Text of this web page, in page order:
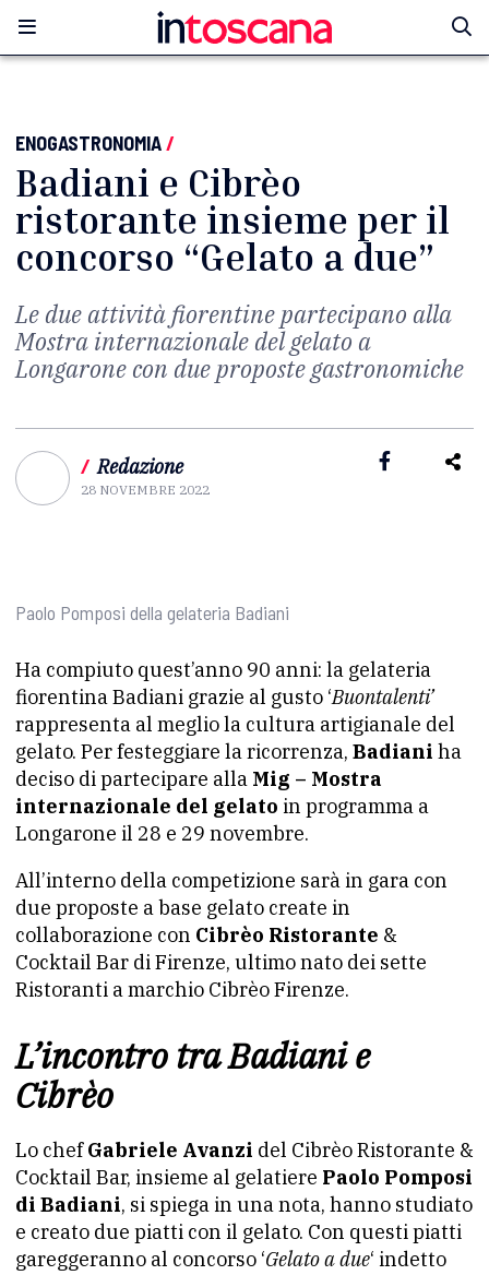
ENOGASTRONOMIA/
Badiani e Cibrèo
ristorante insieme per il
concorso “Gelato a due”
Le due attività fiorentine partecipano alla
Mostra internazionale del gelato a
Longarone con due proposte gastronomiche
/ Redazione
28 NOVEMBRE 2022
Paolo Pomposi della gelateria Badiani
Ha compiuto quest’anno 90 anni: la gelateria
fiorentina Badiani grazie al gusto ‘Buontalenti’
rappresenta al meglio la cultura artigianale del
gelato. Per festeggiare la ricorrenza, Badiani ha
deciso di partecipare alla Mig – Mostra
internazionale del gelato in programma a
Longarone il 28 e 29 novembre.
All’interno della competizione sarà in gara con
due proposte a base gelato create in
collaborazione con Cibrèo Ristorante &
Cocktail Bar di Firenze, ultimo nato dei sette
Ristoranti a marchio Cibrèo Firenze.
L’incontro tra Badiani e
Cibrèo
Lo chefGabriele Avanzi del Cibrèo Ristorante &
Cocktail Bar, insieme al gelatiere Paolo Pomposi
di Badiani, si spiega in una nota, hanno studiato
e creato due piatti con il gelato. Con questi piatti
gareggeranno al concorso ‘Gelato a due‘ indetto